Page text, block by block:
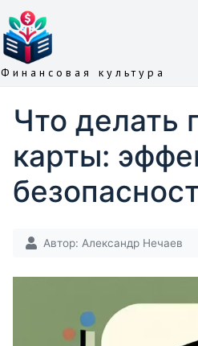
Финансовая культура
Что делать
карты:
Автор: Александр Нечаев